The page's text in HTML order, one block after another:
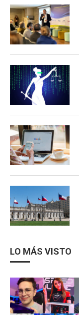
LO MÁS VISTO